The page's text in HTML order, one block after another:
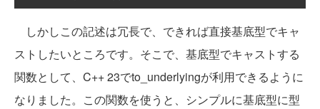
しかしこの記述は冗長で、できれば直接基底型でキャ
ストしたいところです。そこで、基底型でキャストする
関数として、C++ 23でto_underlyingが利用できるように
なりました。この関数を使うと、シンプルに基底型に型